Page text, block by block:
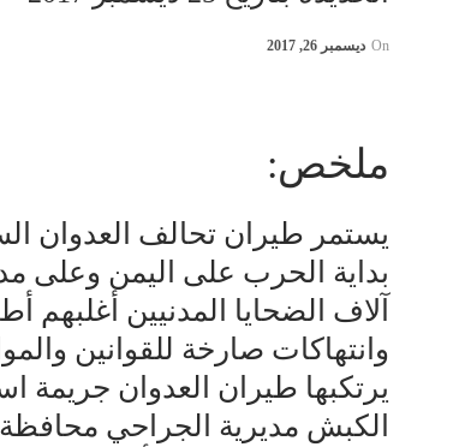
On ديسمبر 26, 2017
ملخص:
يستمر طيران تحالف العدوان
آلاف الضحايا المدنيين
وانتهاكات صارخة للقوانين
يرتكبها طيران العدوان جريمة